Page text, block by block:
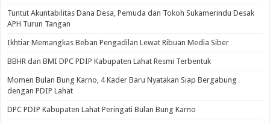
Tuntut Akuntabilitas Dana Desa, Pemuda dan Tokoh Sukamerindu Desak
APH Turun Tangan
Ikhtiar Memangkas Beban Pengadilan Lewat Ribuan Media Siber
BBHR dan BMI DPC PDIP Kabupaten Lahat Resmi Terbentuk
Momen Bulan Bung Karno, 4 Kader Baru Nyatakan Siap Bergabung
dengan PDIP Lahat
DPC PDIP Kabupaten Lahat Peringati Bulan Bung Karno